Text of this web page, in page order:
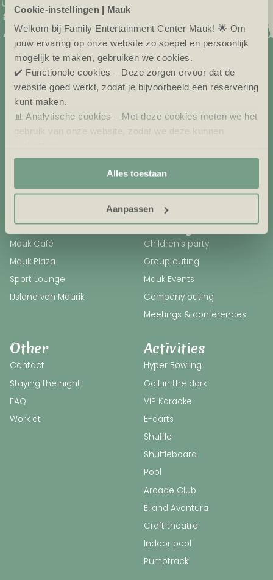
Cookie-instellingen | Mauk
Welkom bij Family Entertainment Center Mauk! 🌟 Om
jouw ervaring op onze website zo soepel en persoonlijk
mogelijk te maken, gebruiken we cookies.
✔️ Functionele cookies – Deze zorgen ervoor dat de
website goed werkt, zodat je bijvoorbeeld een reservering
kunt maken.
📊 Analytische cookies – Met deze cookies meten we het
gebruik van onze website, zodat we deze kunnen
🎯 Marketing cookies – Hiermee kunnen we jou relevante
aanbiedingen en advertenties laten zien.
Alles toestaan
Aanpassen
Eiland van Maurik
Eiland van Maurik 7
4021 GG Maurik (Gld.)
Gelderland
Activities
Hyper Bowling
Golf in the dark
VIP Karaoke
E-darts
Shuffle
Shuffleboard
Pool
Arcade Club
Eiland Avontura
Craft theatre
Indoor pool
Pumptrack
Food & drinks
Mauk Café
Mauk Plaza
Sport Lounge
IJsland van Maurik
Packages
Children's party
Group outing
Mauk Events
Company outing
Meetings & conferences
Other
Contact
Staying the night
FAQ
Work at